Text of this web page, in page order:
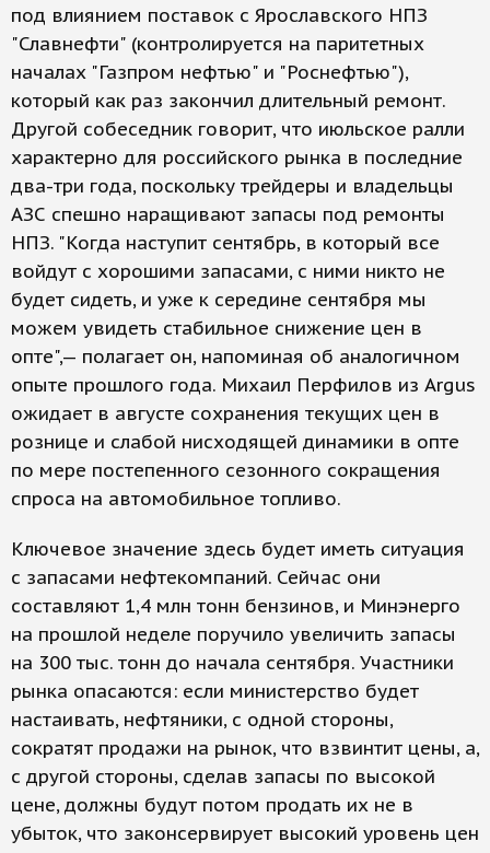
под влиянием поставок с Ярославского НПЗ
"Славнефти" (контролируется на паритетных
началах "Газпром нефтью" и "Роснефтью"),
который как раз закончил длительный ремонт.
Другой собеседник говорит, что июльское ралли
характерно для российского рынка в последние
два-три года, поскольку трейдеры и владельцы
АЗС спешно наращивают запасы под ремонты
НПЗ. "Когда наступит сентябрь, в который все
войдут с хорошими запасами, с ними никто не
будет сидеть, и уже к середине сентября мы
можем увидеть стабильное снижение цен в
опте",— полагает он, напоминая об аналогичном
опыте прошлого года. Михаил Перфилов из Argus
ожидает в августе сохранения текущих цен в
рознице и слабой нисходящей динамики в опте
по мере постепенного сезонного сокращения
спроса на автомобильное топливо.
Ключевое значение здесь будет иметь ситуация
с запасами нефтекомпаний. Сейчас они
составляют 1,4 млн тонн бензинов, и Минэнерго
на прошлой неделе поручило увеличить запасы
на 300 тыс. тонн до начала сентября. Участники
рынка опасаются: если министерство будет
настаивать, нефтяники, с одной стороны,
сократят продажи на рынок, что взвинтит цены, а,
с другой стороны, сделав запасы по высокой
цене, должны будут потом продать их не в
убыток, что законсервирует высокий уровень цен